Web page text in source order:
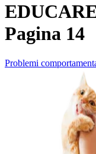
Pagina 14
Problemi